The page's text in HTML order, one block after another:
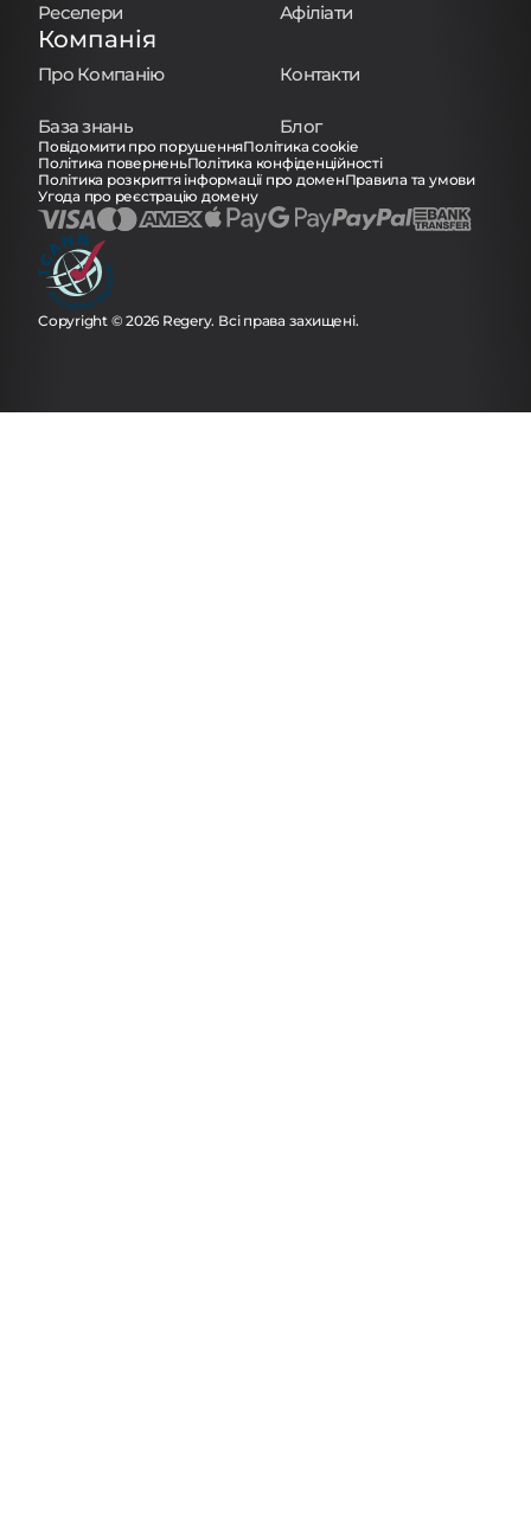
Реселери Афіліати
Компанія
Про Компанію Контакти
База знань Блог
Повідомити про порушенняПолітика cookie
Політика поверненьПолітика конфіденційності
Політика розкриття інформації про доменПравила та умови
Угода про реєстрацію домену
Copyright © 2026 Regery. Всі права захищені.